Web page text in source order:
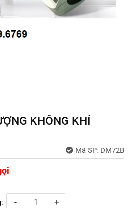
KHÔNG KHÍ
Mã SP: DM72B
- +